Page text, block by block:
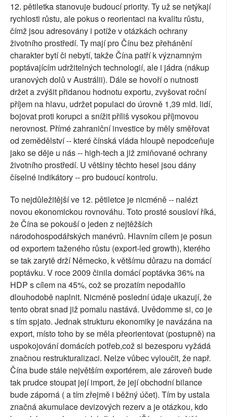
12. pětiletka stanovuje budoucí priority. Ty už se netýkají
rychlosti růstu, ale pokus o reorientaci na kvalitu růstu,
čímž jsou adresovány i potíže v otázkách ochrany
životního prostředí. Ty mají pro Čínu bez přehánění
charakter bytí či nebytí, takže Čína patří k významným
poptávajícím udržitelných technologií, ale i jádra (nákup
uranových dolů v Austrálii). Dále se hovoří o nutnosti
držet a zvýšit přidanou hodnotu exportu, zvyšovat roční
příjem na hlavu, udržet populaci do úrovně 1,39 mld. lidí,
bojovat proti korupci a snížit příliš vysokou příjmovou
nerovnost. Přímé zahraniční investice by měly směřovat
od zemědělství -- které čínská vláda hloupě nepodceňuje
jako se děje u nás -- high-tech a již zmiňované ochrany
životního prostředí. U většiny těchto hesel jsou dány
číselné indikátory -- pro budoucí kontrolu.
To nejdůležitější ve 12. pětiletce je nicméně -- nalézt
novou ekonomickou rovnováhu. Toto prosté sousloví říká,
že Čína se pokouší o jeden z nejtěžších
národohospodářských manévrů. Hlavním cílem je posun
od exportem taženého růstu (export-led growth), kterého
se tak zarytě drží Německo, k většímu důrazu na domácí
poptávku. V roce 2009 činila domácí poptávka 36% na
HDP s cílem na 45%, což se prozatím nepodařilo
dlouhodobě naplnit. Nicméně poslední údaje ukazují, že
tento obrat snad již pomalu nastává. Uvědomme si, co je
s tím spjato. Jednak strukturu ekonomiky je navázána na
export, místo toho by se měla přeorientovat (postupně) na
uspokojování domácích potřeb,což si bezesporu vyžádá
značnou restrukturalizaci. Nelze vůbec vyloučit, že např.
Čína bude stále největším exportérem, ale zároveň bude
tak prudce stoupat její import, že její obchodní bilance
bude záporná ( a tím zřejmě i běžný účet). Tím by ustala
značná akumulace devizových rezerv a je otázkou, kdo